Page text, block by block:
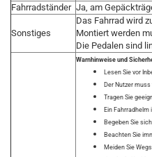
Fahrradständer Ja, am
Sonstiges
Das Fahrrad wird
Montiert werden
Die Pedalen sind
Warnhinweise und
Lesen Sie vor
Der Nutzer
Tragen Sie
Ein
Begeben Sie
Beachten Sie
Meiden Sie